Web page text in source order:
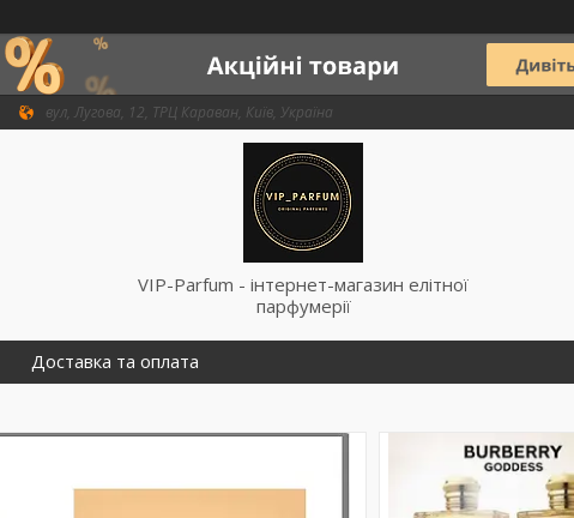
вул, Лугова, 12, ТРЦ Караван, Київ, Україна
VIP-Parfum - інтернет-магазин елітної
парфумерії
Доставка та оплата